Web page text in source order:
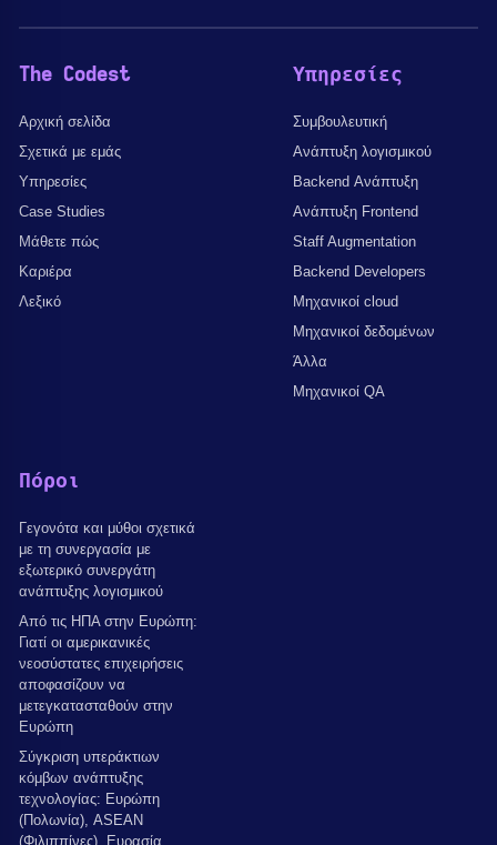
The Codest
Αρχική σελίδα
Σχετικά με εμάς
Υπηρεσίες
Case Studies
Μάθετε πώς
Καριέρα
Λεξικό
Υπηρεσίες
Συμβουλευτική
Ανάπτυξη λογισμικού
Backend Ανάπτυξη
Ανάπτυξη Frontend
Staff Augmentation
Backend Developers
Μηχανικοί cloud
Μηχανικοί δεδομένων
Άλλα
Μηχανικοί QA
Πόροι
Γεγονότα και μύθοι σχετικά
με τη συνεργασία με
εξωτερικό συνεργάτη
ανάπτυξης λογισμικού
Από τις ΗΠΑ στην Ευρώπη:
Γιατί οι αμερικανικές
νεοσύστατες επιχειρήσεις
αποφασίζουν να
μετεγκατασταθούν στην
Ευρώπη
Σύγκριση υπεράκτιων
κόμβων ανάπτυξης
τεχνολογίας: Ευρώπη
(Πολωνία), ASEAN
(Φιλιππίνες), Ευρασία